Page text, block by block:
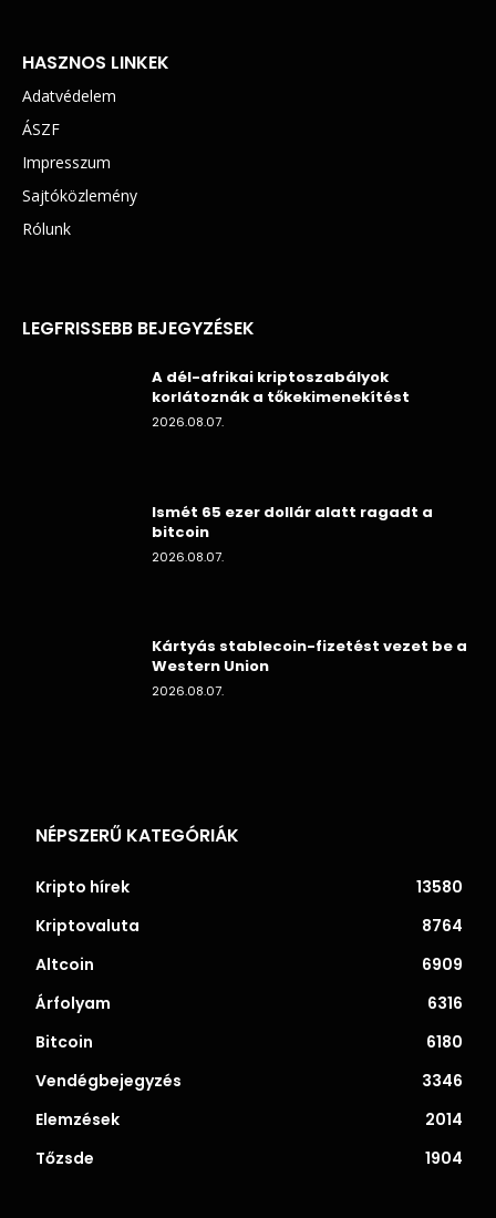
HASZNOS LINKEK
Adatvédelem
ÁSZF
Impresszum
Sajtóközlemény
Rólunk
LEGFRISSEBB BEJEGYZÉSEK
A dél-afrikai kriptoszabályok
korlátoznák a tőkekimenekítést
2026.08.07.
Ismét 65 ezer dollár alatt ragadt a
bitcoin
2026.08.07.
Kártyás stablecoin-fizetést vezet be a
Western Union
2026.08.07.
NÉPSZERŰ KATEGÓRIÁK
Kripto hírek
13580
Kriptovaluta
8764
Altcoin
6909
Árfolyam
6316
Bitcoin
6180
Vendégbejegyzés
3346
Elemzések
2014
Tőzsde
1904